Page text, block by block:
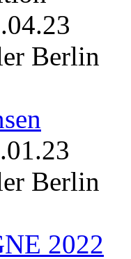
Berlin
Berlin
2022